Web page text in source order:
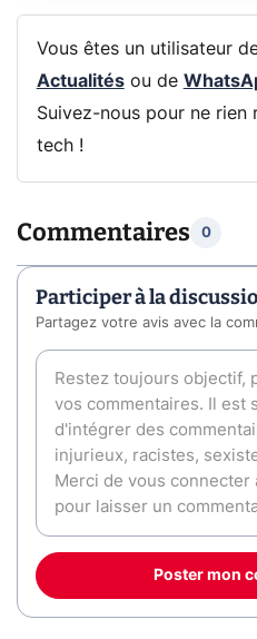
Vous êtes un utilisateur
Actualitésou de
Suivez-nous pour ne rien
tech !
Commentaires 0
Participer à la
Partagez votre avis avec la
Poster mon